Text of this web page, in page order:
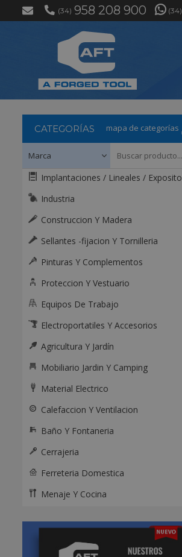
(34) 958 208 900 (34)
CATEGORÍAS mapa de categorías
Implantaciones / Lineales / Expositores / Mostradores
Industria
Construccion Y Madera
Sellantes -fijacion Y Tornilleria
Pinturas Y Complementos
Proteccion Y Vestuario
Equipos De Trabajo
Electroportatiles Y Accesorios
Agricultura Y Jardín
Mobiliario Jardin Y Camping
Material Electrico
Calefaccion Y Ventilacion
Baño Y Fontaneria
Cerrajeria
Ferreteria Domestica
Menaje Y Cocina